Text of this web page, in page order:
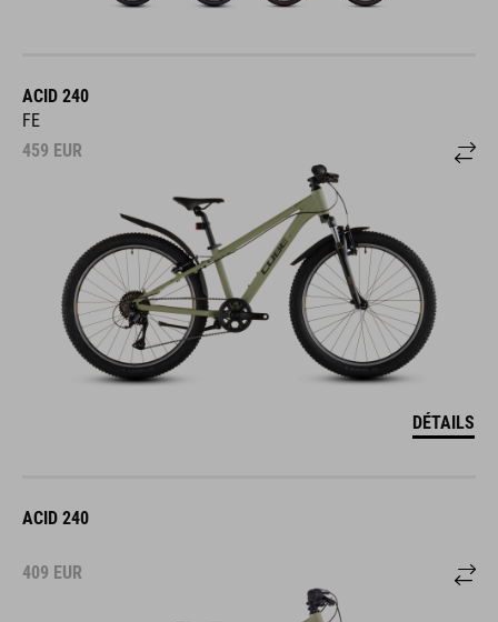
ACID 240
FE
459 EUR
DÉTAILS
ACID 240
409 EUR